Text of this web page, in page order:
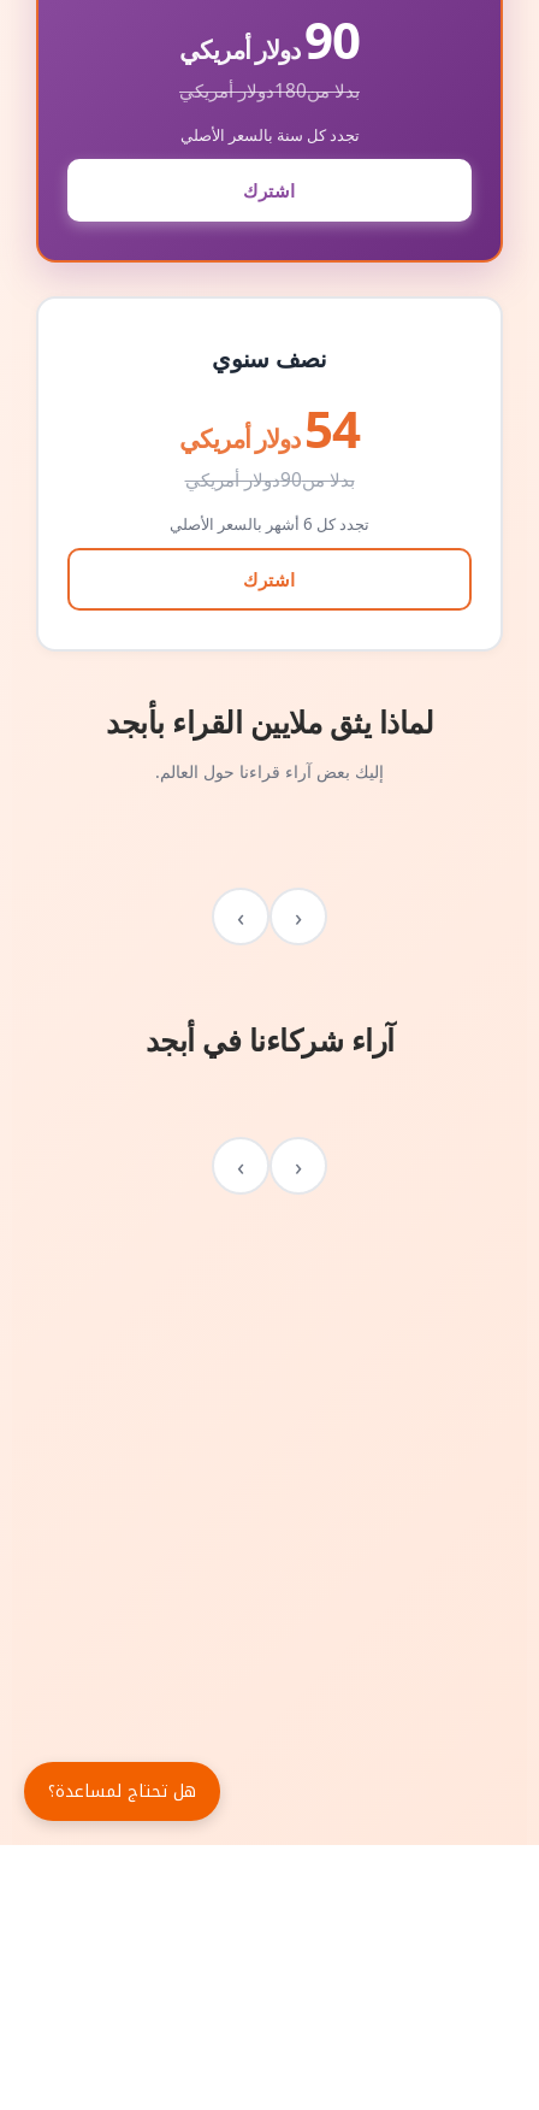
90دولار أمريكي
بدلا من180دولار أمريكي
تجدد كل سنة بالسعر الأصلي
اشترك
نصف سنوي
54 دولار أمريكي
بدلا من90دولار أمريكي
تجدد كل 6 أشهر بالسعر الأصلي
اشترك
لماذا يثق ملايين القراء بأبجد
إليك بعض آراء قراءنا حول العالم.
‹
›
آراء شركاءنا في أبجد
‹
›
هل تحتاج لمساعدة؟